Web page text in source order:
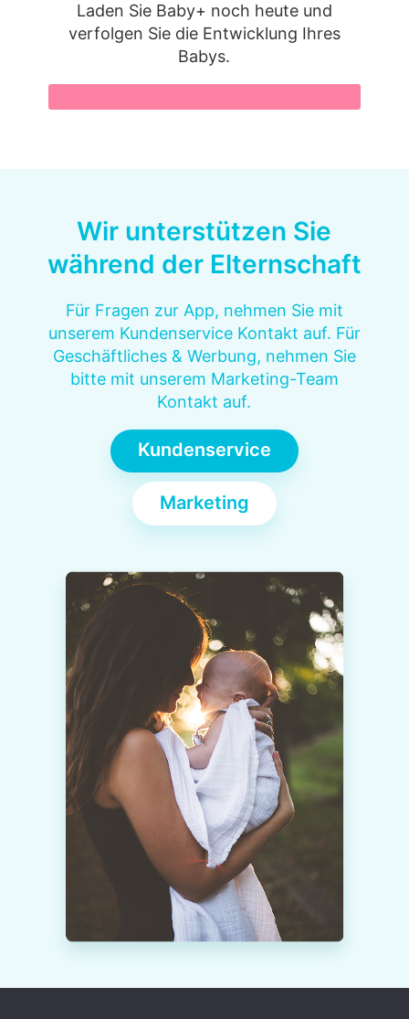
Laden Sie Baby+ noch heute und
verfolgen Sie die Entwicklung Ihres
Babys.
Wir unterstützen Sie
während der Elternschaft
Für Fragen zur App, nehmen Sie mit
unserem Kundenservice Kontakt auf. Für
Geschäftliches & Werbung, nehmen Sie
bitte mit unserem Marketing-Team
Kontakt auf.
Kundenservice
Marketing